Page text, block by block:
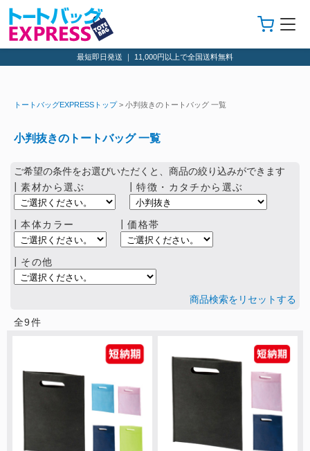
最短即日発送 ｜ 11,000円以上で全国送料無料
トートバッグEXPRESSトップ> 小判抜きのトートバッグ 一覧
小判抜きのトートバッグ 一覧
ご希望の条件をお選びいただくと、商品の絞り込みができます
┃素材から選ぶ
┃特徴・カタチから選ぶ
┃本体カラー ┃価格帯
┃その他
商品検索をリセットする
全9件